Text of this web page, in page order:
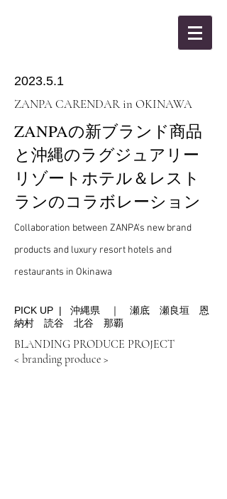
2023.5.1
ZANPA CARENDAR in OKINAWA
ZANPAの新ブランド商品
と沖縄のラグジュアリー
リゾートホテル＆レスト
ランのコラボレーション
Collaboration between ZANPA's new brand
products and luxury resort hotels and
restaurants in Okinawa
PICK UP | 沖縄県 ｜ 瀬底 瀬良垣 恩
納村 読谷 北谷 那覇
BLANDING PRODUCE PROJECT
< branding produce >